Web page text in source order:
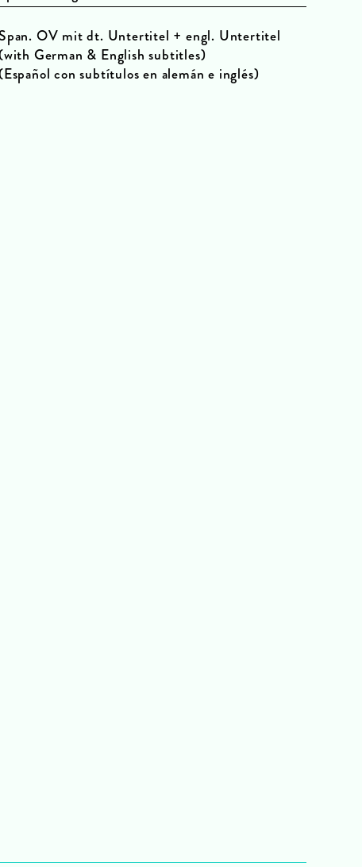
Span. OV mit dt. Untertitel + engl. Untertitel
German & English subtitles)
con subtítulos en alemán e inglés)